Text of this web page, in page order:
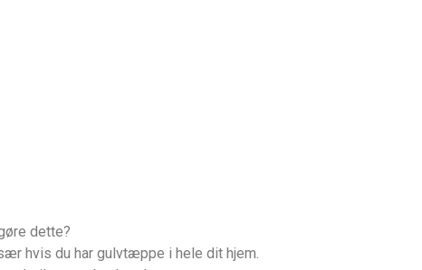
dette?
hvis du har gulvtæppe i hele dit hjem.